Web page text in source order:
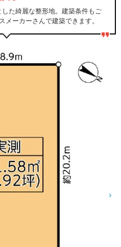
た綺麗な整形地。建築条件もご
メーカーさんで建築できます。